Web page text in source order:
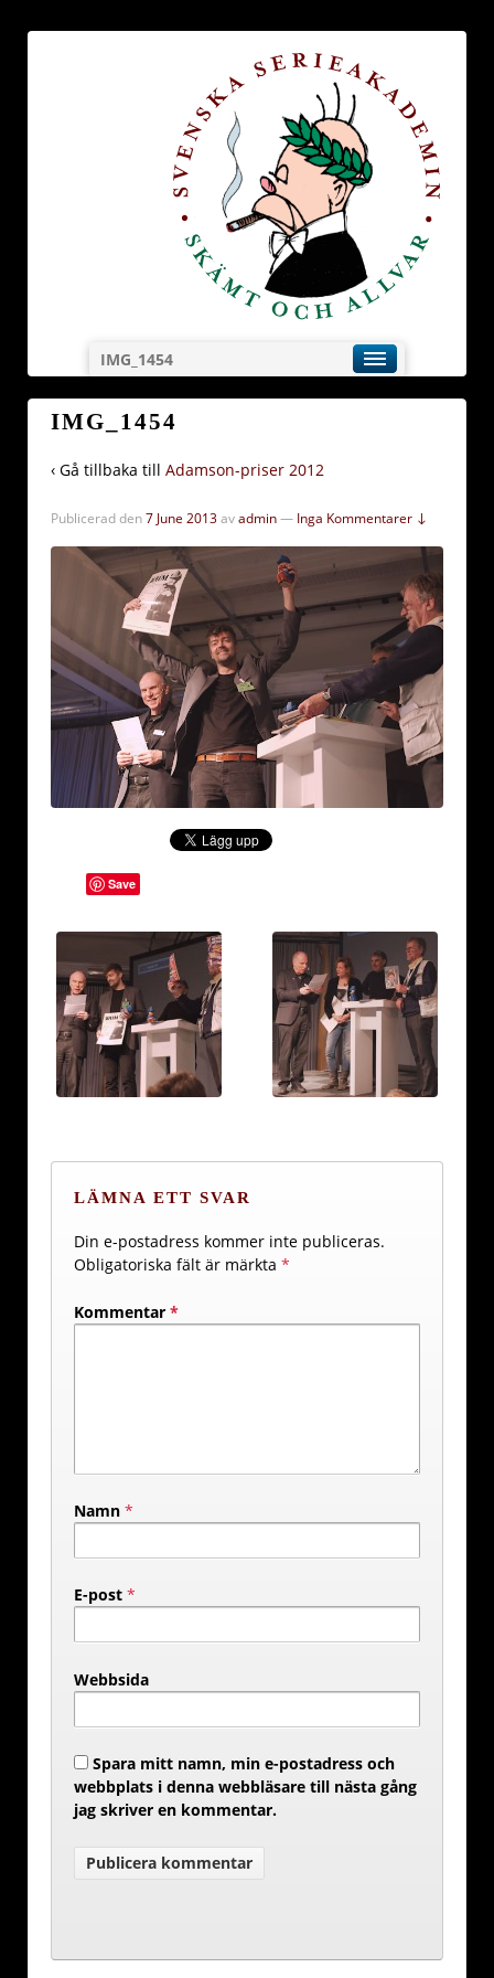
IMG_1454
IMG_1454
‹ Gå tillbaka till Adamson-priser 2012
Publicerad den7 June 2013avadmin— Inga Kommentarer ↓
Save
LÄMNA ETT SVAR
Din e-postadress kommer inte publiceras.
Obligatoriska fält är märkta *
Kommentar *
Namn *
E-post *
Webbsida
Spara mitt namn, min e-postadress och
webbplats i denna webbläsare till nästa gång
jag skriver en kommentar.